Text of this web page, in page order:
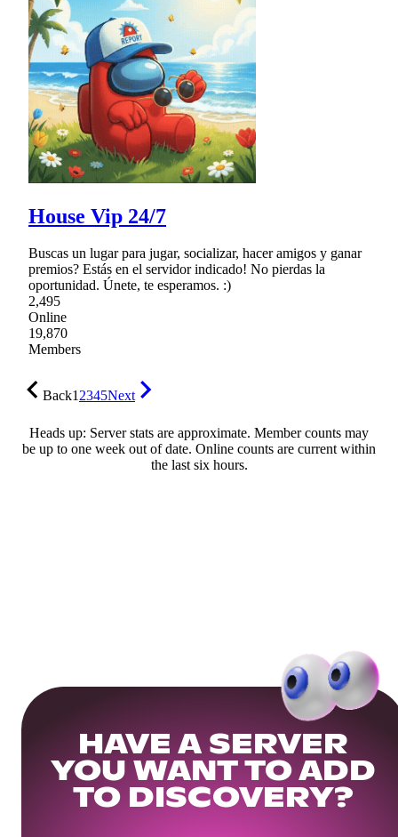
House Vip 24/7
Buscas un lugar para jugar, socializar, hacer amigos y ganar
premios? Estás en el servidor indicado! No pierdas la
oportunidad. Únete, te esperamos. :)
2,495
Online
19,870
Members
Back12345Next
Heads up: Server stats are approximate. Member counts may
be up to one week out of date. Online counts are current within
the last six hours.
HAVE A SERVER
YOU WANT TO ADD
TO DISCOVERY?